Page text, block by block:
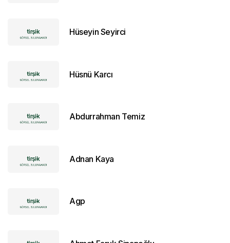
Hüseyin Seyirci
Hüsnü Karcı
Abdurrahman Temiz
Adnan Kaya
Agp